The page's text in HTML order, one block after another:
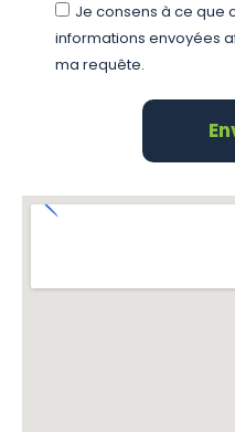
Je consens à ce que
informations envoyées
ma requête.